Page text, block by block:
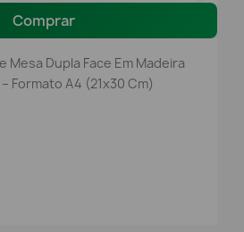
Comprar
Mesa Dupla Face Em Madeira
Formato A4 (21x30 Cm)